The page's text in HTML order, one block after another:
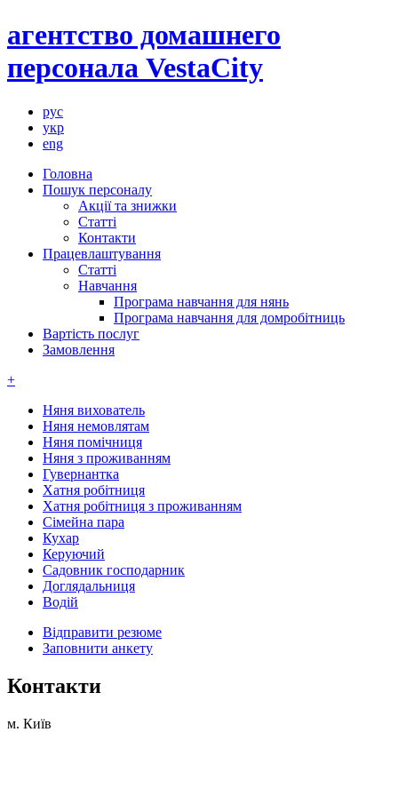
агентство домашнего
персонала VestaCity
рус
укр
eng
Головна
Пошук персоналу
Акції та знижки
Статті
Контакти
Працевлаштування
Статті
Навчання
Програма навчання для нянь
Програма навчання для домробітниць
Вартість послуг
Замовлення
+
Няня вихователь
Няня немовлятам
Няня помічниця
Няня з проживанням
Гувернантка
Хатня робітниця
Хатня робітниця з проживанням
Сімейна пара
Кухар
Керуючий
Садовник господарник
Доглядальниця
Водій
Відправити резюме
Заповнити анкету
Контакти
м. Київ